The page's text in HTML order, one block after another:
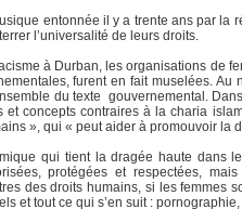
entonnée il y a trente ans par
l’universalité de leurs droits.
à Durban, les organisations de
furent en fait muselées.
du texte gouvernemental.
concepts contraires à la charia
», qui « peut aider à promouvoir la
qui tient la dragée haute
protégées et respectées,
des droits humains, si les femmes
et tout ce qui s’en suit :